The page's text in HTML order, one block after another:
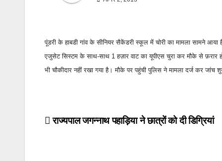
पूंडरी के हाबडी गांव के सीनियर सैकेंडरी स्कूल में चोरी का मामला सामने
एजुसेट सिस्टम के साथ-साथ 1 हज़ार वाट का यूपीएस चुरा कर मौके से
भी चौकीदार नहीं रखा गया है। मौके पर पहुंची पुलिस ने मामला दर्ज कर जांच
Post
राज्यपाल जगन्नाथ पहाड़िया ने छात्रों को दी डिग्रियां